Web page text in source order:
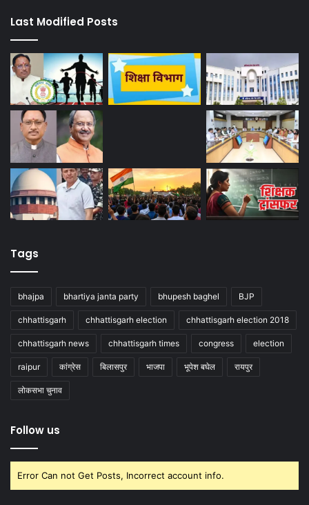
Last Modified Posts
Tags
bhajpa bhartiya janta party bhupesh baghel BJP
chhattisgarh chhattisgarh election chhattisgarh election 2018
chhattisgarh news chhattisgarh times congress election
raipur कांग्रेस बिलासपुर भाजपा भूपेश बघेल रायपुर
लोकसभा चुनाव
Follow us
Error Can not Get Posts, Incorrect account info.